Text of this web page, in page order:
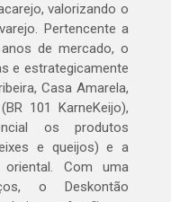
valorizando o
Pertencente a
de mercado, o
e estrategicamente
Casa Amarela,
101 KarneKeijo),
os produtos
e queijos) e a
oriental. Com uma
o Deskontão